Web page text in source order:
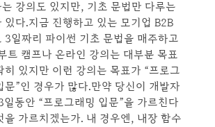
강의도 있지만, 기초 문법만 다루는
있다.지금 진행하고 있는 모기업 B2B
3일짜리 파이썬 기초 문법을 매주하고
트 캠프나 온라인 강의는 대부분 목표
히 있지만 이런 강의는 목표가 “프로그
문”인 경우가 많다.만약 당신이 개발자
일동안 “프로그래밍 입문”을 가르친다
을 가르치겠는가. 내 경우엔, 내장 함수